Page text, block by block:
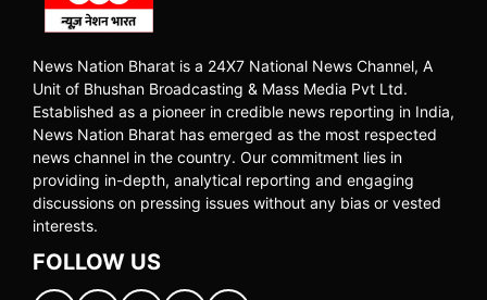
News Nation Bharat is a 24X7 National News Channel, A
Unit of Bhushan Broadcasting & Mass Media Pvt Ltd.
Established as a pioneer in credible news reporting in India,
News Nation Bharat has emerged as the most respected
news channel in the country. Our commitment lies in
providing in-depth, analytical reporting and engaging
discussions on pressing issues without any bias or vested
interests.
FOLLOW US